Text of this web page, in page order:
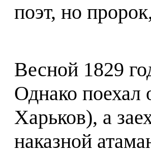
поэт, но
Весной 1829
Однако поехал
Харьков), а
наказной